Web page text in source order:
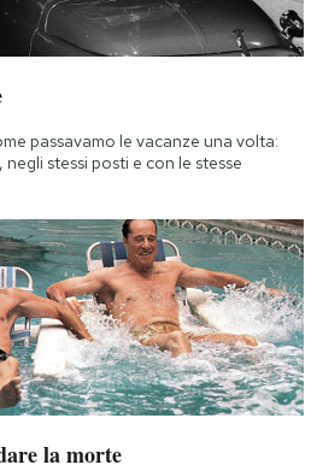
passavamo le vacanze una volta:
stessi posti e con le stesse
la morte